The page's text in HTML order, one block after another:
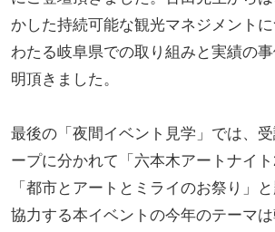
かした持続可能な観光マネジメント
わたる岐阜県での取り組みと実績の
明頂きました。
最後の「夜間イベント見学」では、
ープに分かれて「六本木アートナイト
「都市とアートとミライのお祭り」
協力する本イベントの今年のテーマ